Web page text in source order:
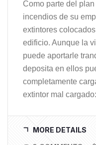
Como parte del
incendios de su
extintores
edificio. Aunque la
puede aportarle
deposita en ellos
completamente
extintor mal
MORE DETAILS